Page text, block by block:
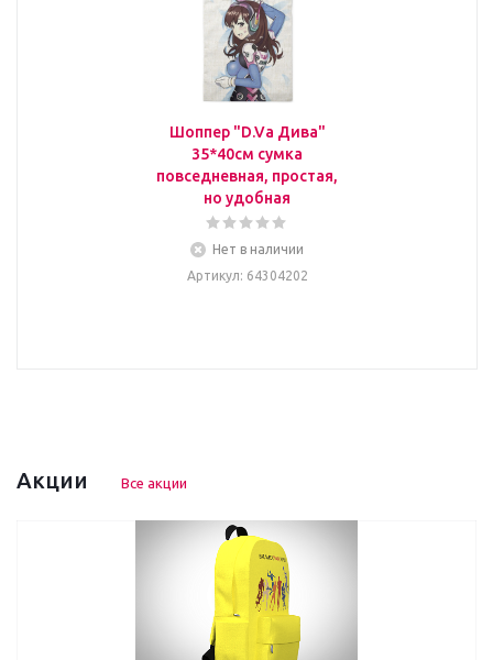
Шоппер "D.Va Дива"
35*40см сумка
повседневная, простая,
но удобная
Нет в наличии
Артикул: 64304202
Акции Все акции